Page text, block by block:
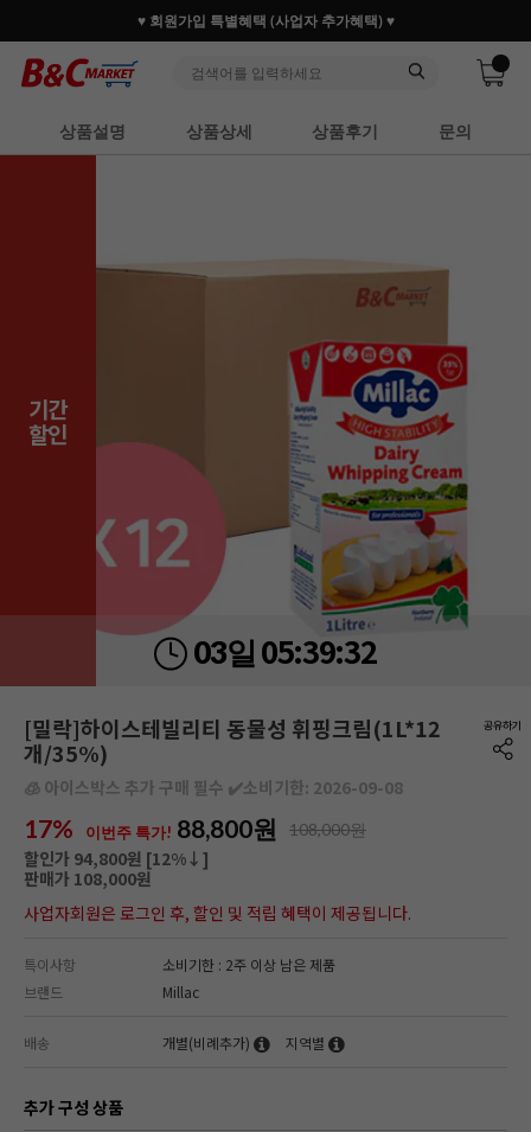
♥ 회원가입 특별혜택 (사업자 추가혜택) ♥
상품설명 상품상세 상품후기 문의
기간
할인
03일 05:39:30
[밀락]하이스테빌리티 동물성 휘핑크림(1L*12
개/35%)
🧊 아이스박스 추가 구매 필수 ✔️소비기한: 2026-09-08
17% 이번주 특가! 88,800원 108,000원
할인가 94,800원 [12%↓]
판매가 108,000원
사업자회원은 로그인 후, 할인 및 적립 혜택이 제공됩니다.
특이사항
소비기한 : 2주 이상 남은 제품
브랜드
Millac
배송 개별(비례추가) 지역별
추가 구성 상품